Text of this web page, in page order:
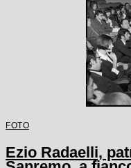
FOTO
Ezio Radaelli,